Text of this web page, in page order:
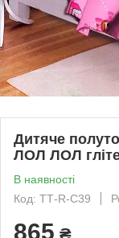
Дитяче
ЛОЛ ЛОЛ
В наявності
Код: ТТ-R-C39
865